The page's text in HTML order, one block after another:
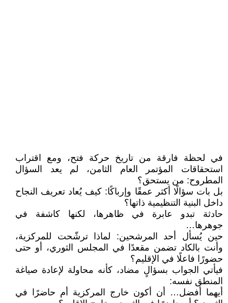
في لحظة فارقة من تاريخ حركة فتح، ومع اقتراب
استحقاقات المؤتمر العام الثامن، لم يعد السؤال
المطروح: من يستحق؟
بل بات سؤالًا أكثر عمقًا وإرباكًا: كيف يُعاد تعريف النجاح
داخل البنية التنظيمية ذاتها؟
حادثة تبدو عابرة في ظاهرها، لكنها كاشفة في
جوهرها…
حين يُسأل أحد المرشحين: لماذا ترشّحت للمركزية،
وأنت بالكاد تضمن مقعدًا في المجلس الثوري، أو حتى
حضورًا فاعلًا في الإقليم؟
فيأتي الجواب بسؤالٍ مضاد، كأنه محاولة لإعادة صياغة
المنطق نفسه:
أيهما أفضل… أن أكون خارج المركزية أم حاضرًا في